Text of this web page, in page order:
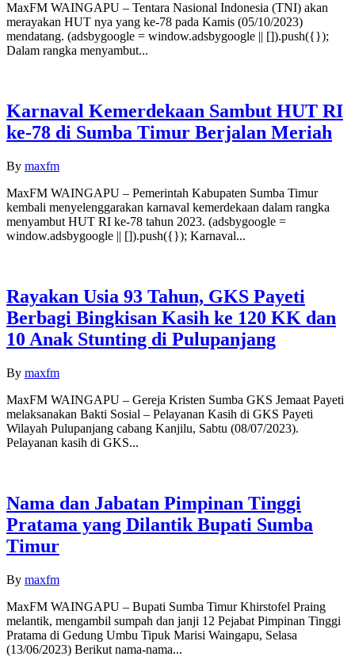
MaxFM WAINGAPU – Tentara Nasional Indonesia (TNI) akan
merayakan HUT nya yang ke-78 pada Kamis (05/10/2023)
mendatang. (adsbygoogle = window.adsbygoogle || []).push({});
Dalam rangka menyambut...
Karnaval Kemerdekaan Sambut HUT RI
ke-78 di Sumba Timur Berjalan Meriah
By maxfm
MaxFM WAINGAPU – Pemerintah Kabupaten Sumba Timur
kembali menyelenggarakan karnaval kemerdekaan dalam rangka
menyambut HUT RI ke-78 tahun 2023. (adsbygoogle =
window.adsbygoogle || []).push({}); Karnaval...
Rayakan Usia 93 Tahun, GKS Payeti
Berbagi Bingkisan Kasih ke 120 KK dan
10 Anak Stunting di Pulupanjang
By maxfm
MaxFM WAINGAPU – Gereja Kristen Sumba GKS Jemaat Payeti
melaksanakan Bakti Sosial – Pelayanan Kasih di GKS Payeti
Wilayah Pulupanjang cabang Kanjilu, Sabtu (08/07/2023).
Pelayanan kasih di GKS...
Nama dan Jabatan Pimpinan Tinggi
Pratama yang Dilantik Bupati Sumba
Timur
By maxfm
MaxFM WAINGAPU – Bupati Sumba Timur Khirstofel Praing
melantik, mengambil sumpah dan janji 12 Pejabat Pimpinan Tinggi
Pratama di Gedung Umbu Tipuk Marisi Waingapu, Selasa
(13/06/2023) Berikut nama-nama...